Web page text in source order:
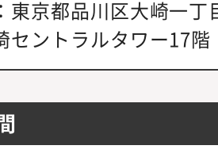
東京都品川区大崎一
セントラルタワー17階